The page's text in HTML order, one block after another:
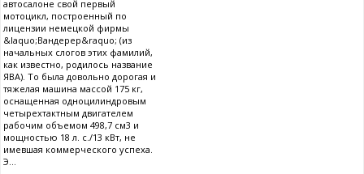
автосалоне свой первый
мотоцикл, построенный по
лицензии немецкой фирмы
&laquo;Вандерер&raquo; (из
начальных слогов этих фамилий,
как известно, родилось название
ЯВА). То была довольно дорогая и
тяжелая машина массой 175 кг,
оснащенная одноцилиндровым
четырехтактным двигателем
рабочим объемом 498,7 см3 и
мощностью 18 л. с./13 кВт, не
имевшая коммерческого успеха.
Э...